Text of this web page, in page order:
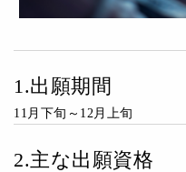
1.出願期間
11月下旬～12月上旬
2.主な出願資格